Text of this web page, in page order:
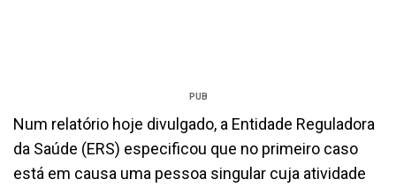
PUB
Num relatório hoje divulgado, a Entidade Reguladora
da Saúde (ERS) especificou que no primeiro caso
está em causa uma pessoa singular cuja atividade